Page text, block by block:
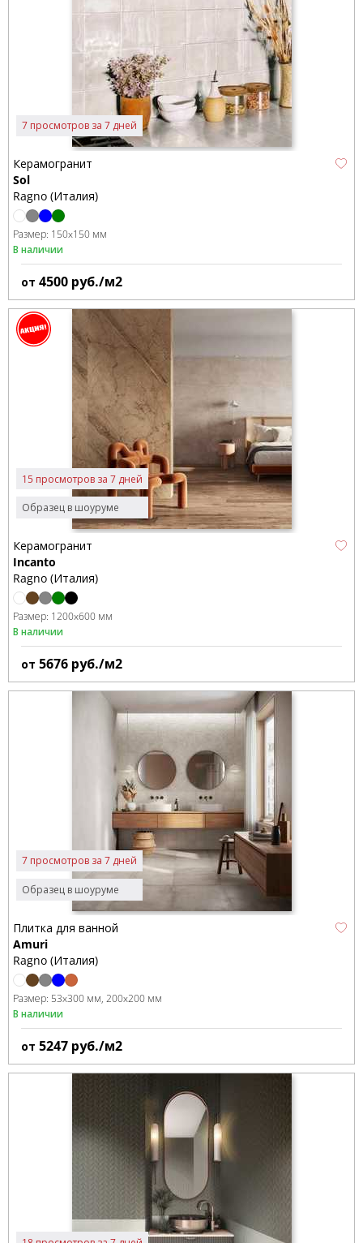
7 просмотров за 7 дней
Керамогранит
Sol
Ragno (Италия)
Размер: 150x150 мм
В наличии
от 4500 руб./м2
Образец в шоуруме
15 просмотров за 7 дней
Керамогранит
Incanto
Ragno (Италия)
Размер: 1200x600 мм
В наличии
от 5676 руб./м2
Образец в шоуруме
7 просмотров за 7 дней
Плитка для ванной
Amuri
Ragno (Италия)
Размер: 53x300 мм 200x200 мм
В наличии
от 5247 руб./м2